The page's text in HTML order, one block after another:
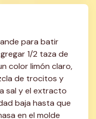
para batir
1/2 taza de
color limón claro,
de trocitos y
sal y el extracto
baja hasta que
en el molde